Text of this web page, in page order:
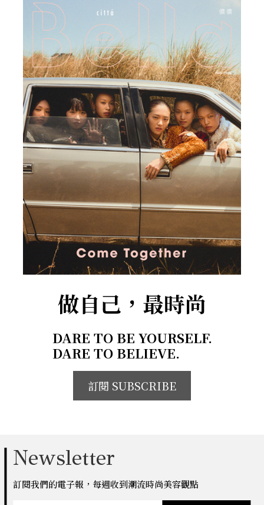
做自己，最時尚
DARE TO BE YOURSELF.
DARE TO BELIEVE.
訂閱 SUBSCRIBE
Newsletter
訂閱我們的電子報，每週收到潮流時尚美容觀點